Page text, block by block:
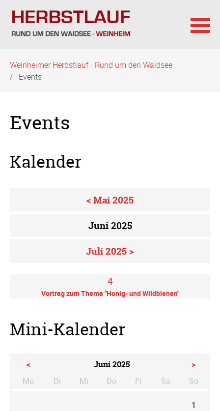
überspringen
Weinheimer Herbstlauf - Rund um den Waldsee
Events
Events
Kalender
< Mai 2025
Juni 2025
Juli 2025 >
4
Vortrag zum Thema "Honig- und Wildbienen"
Mini-Kalender
< Juni 2025
>
Mo
Di enstag
Mi ttwoch
Do nnerstag
Fr Sa mstagSo
1